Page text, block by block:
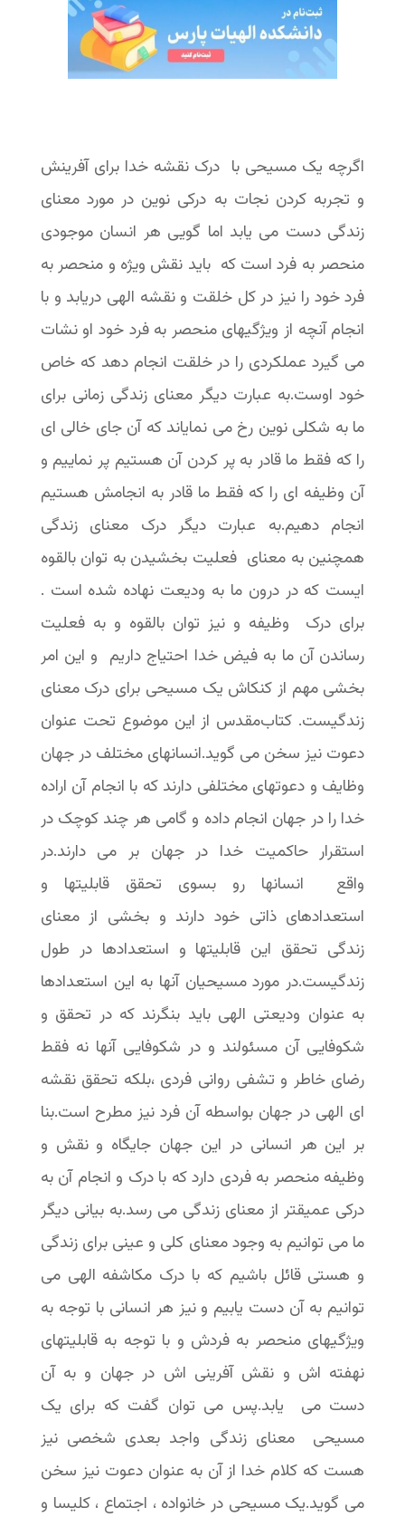
اگرچه یک مسیحی با درک نقشه خدا برای آفرینش
و تجربه کردن نجات به درکی نوین در مورد معنای
زندگی دست می یابد اما گویی هر انسان موجودی
منحصر به فرد است که باید نقش ویژه و منحصر به
فرد خود را نیز در کل خلقت و نقشه الهی دریابد و با
انجام آنچه از ویژگیهای منحصر به فرد خود او نشات
می گیرد عملکردی را در خلقت انجام دهد که خاص
خود اوست.به عبارت دیگر معنای زندگی زمانی برای
ما به شکلی نوین رخ می نمایاند که آن جای خالی ای
را که فقط ما قادر به پر کردن آن هستیم پر نماییم و
آن وظیفه ای را که فقط ما قادر به انجامش هستیم
انجام دهیم.به عبارت دیگر درک معنای زندگی
همچنین به معنای فعلیت بخشیدن به توان بالقوه
ایست که در درون ما به ودیعت نهاده شده است .
برای درک وظیفه و نیز توان بالقوه و به فعلیت
رساندن آن ما به فیض خدا احتیاج داریم و این امر
بخشی مهم از کنکاش یک مسیحی برای درک معنای
زندگیست. کتاب‌مقدس از این موضوع تحت عنوان
دعوت نیز سخن می گوید.انسانهای مختلف در جهان
وظایف و دعوتهای مختلفی دارند که با انجام آن اراده
خدا را در جهان انجام داده و گامی هر چند کوچک در
استقرار حاکمیت خدا در جهان بر می دارند.در
واقع انسانها رو بسوی تحقق قابلیتها و
استعدادهای ذاتی خود دارند و بخشی از معنای
زندگی تحقق این قابلیتها و استعدادها در طول
زندگیست.در مورد مسیحیان آنها به این استعدادها
به عنوان ودیعتی الهی باید بنگرند که در تحقق و
شکوفایی آن مسئولند و در شکوفایی آنها نه فقط
رضای خاطر و تشفی روانی فردی ،بلکه تحقق نقشه
ای الهی در جهان بواسطه آن فرد نیز مطرح است.بنا
بر این هر انسانی در این جهان جایگاه و نقش و
وظیفه منحصر به فردی دارد که با درک و انجام آن به
درکی عمیقتر از معنای زندگی می رسد.به بیانی دیگر
ما می توانیم به وجود معنای کلی و عینی برای زندگی
و هستی قائل باشیم که با درک مکاشفه الهی می
توانیم به آن دست یابیم و نیز هر انسانی با توجه به
ویژگیهای منحصر به فردش و با توجه به قابلیتهای
نهفته اش و نقش آفرینی اش در جهان و به آن
دست می یابد.پس می توان گفت که برای یک
مسیحی معنای زندگی واجد بعدی شخصی نیز
هست که کلام خدا از آن به عنوان دعوت نیز سخن
می گوید.یک مسیحی در خانواده ، اجتماع ، کلیسا و